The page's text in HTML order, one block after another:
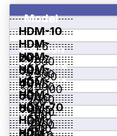
Model
Motor
Power
(kW)
Rotation
Speed
(RPM)
Handling
Capacity
(L)
HDM-10
1.5
2900
5 – 50
HDM-
202.2
2900
50 – 100
HDM-
304.0
2900
100 –
300
HDM-
407.5
2900
200 –
800
HDM-
5011.0
2900
300 –
HDM-
6018.5
2900
HDM-70
22.0
HDM-
HDM-